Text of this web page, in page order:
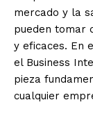
mercado y la
pueden tomar
y eficaces. En
el Business
pieza
cualquier